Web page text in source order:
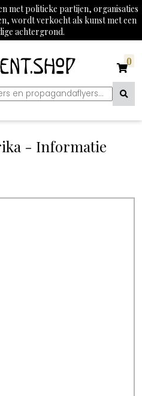
met politieke partijen, organisaties
wordt verkocht als kunst met een
achtergrond.
0
- Informatie